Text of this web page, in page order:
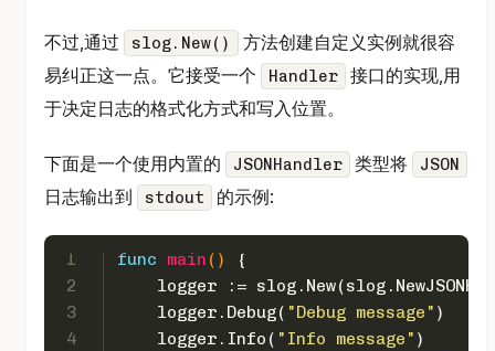
不过,通过 slog.New()
方法创建自定义实例就很容
易纠正这一点。它接受一个
Handler
接口的实现,用
于决定日志的格式化方式和写入位置。
下面是一个使用内置的 JSONHandler 类型将 JSON
日志输出到 stdout 的示例:
1
2
3
4
func main ()
{
logger :=
    logger.Debug(
"Debug message" )
    logger.Info(
"Info message" )